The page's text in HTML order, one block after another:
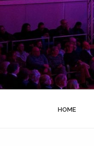
Zum
springen
HOME